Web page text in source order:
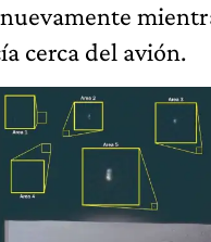
cerca del avión.